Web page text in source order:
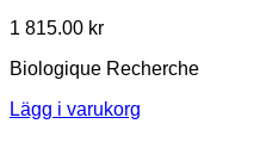
1 815.00 kr
Biologique Recherche
Lägg i varukorg